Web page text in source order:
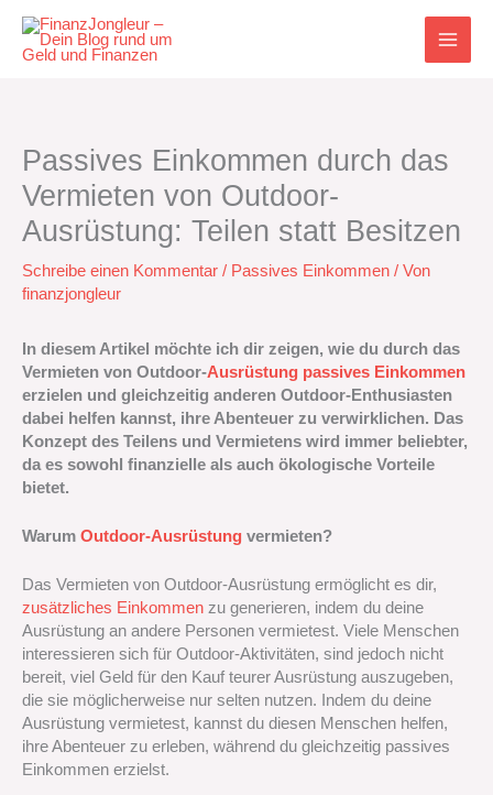
Inhalt
springen
Passives Einkommen durch das
Vermieten von Outdoor-
Ausrüstung: Teilen statt Besitzen
Schreibe einen Kommentar / Passives Einkommen / Von
finanzjongleur
In diesem Artikel möchte ich dir zeigen, wie du durch das
Vermieten von Outdoor-Ausrüstung passives Einkommen
erzielen und gleichzeitig anderen Outdoor-Enthusiasten
dabei helfen kannst, ihre Abenteuer zu verwirklichen. Das
Konzept des Teilens und Vermietens wird immer beliebter,
da es sowohl finanzielle als auch ökologische Vorteile
bietet.
Warum Outdoor-Ausrüstung vermieten?
Das Vermieten von Outdoor-Ausrüstung ermöglicht es dir,
zusätzliches Einkommen zu generieren, indem du deine
Ausrüstung an andere Personen vermietest. Viele Menschen
interessieren sich für Outdoor-Aktivitäten, sind jedoch nicht
bereit, viel Geld für den Kauf teurer Ausrüstung auszugeben,
die sie möglicherweise nur selten nutzen. Indem du deine
Ausrüstung vermietest, kannst du diesen Menschen helfen,
ihre Abenteuer zu erleben, während du gleichzeitig passives
Einkommen erzielst.